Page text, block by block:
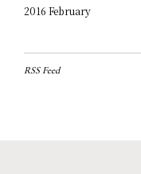
2016 February
RSS Feed